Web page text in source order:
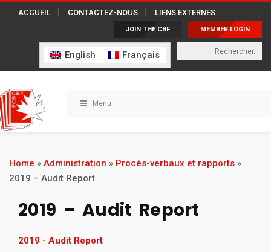
ACCUEIL CONTACTEZ-NOUS LIENS EXTERNES
MEMBER LOGIN
JOIN THE CBF
English Français
Menu
Home » Administration » Procès-verbaux et rapports »
2019 – Audit Report
2019 – Audit Report
2019 - Audit Report